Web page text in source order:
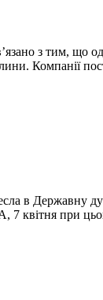
з тим, що
Компанії
в Державну
7 квітня при